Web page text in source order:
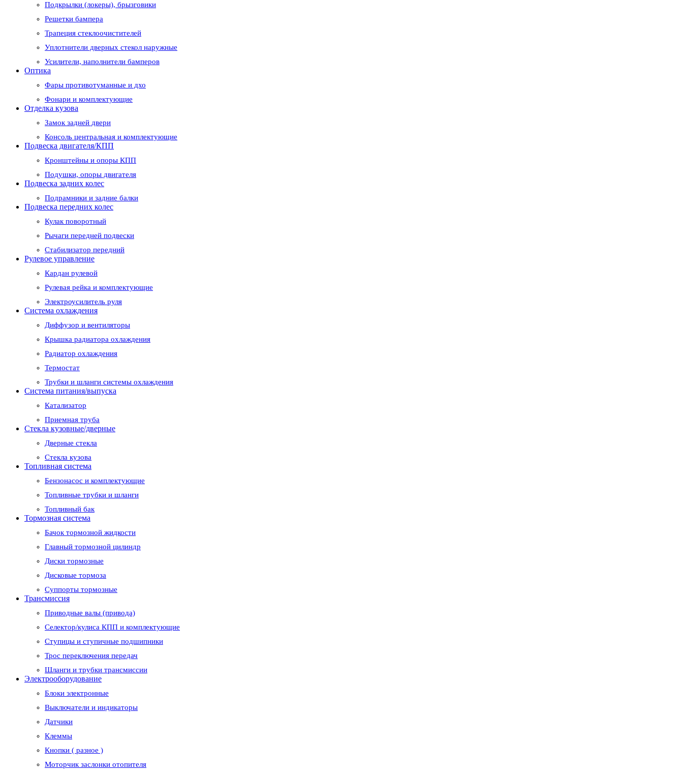
Подкрылки (локеры), брызговики
Решетки бампера
Трапеция стеклоочистителей
Уплотнители дверных стекол наружные
Усилители, наполнители бамперов
Оптика
Фары противотуманные и дхо
Фонари и комплектующие
Отделка кузова
Замок задней двери
Консоль центральная и комплектующие
Подвеска двигателя/КПП
Кронштейны и опоры КПП
Подушки, опоры двигателя
Подвеска задних колес
Подрамники и задние балки
Подвеска передних колес
Кулак поворотный
Рычаги передней подвески
Стабилизатор передний
Рулевое управление
Кардан рулевой
Рулевая рейка и комплектующие
Электроусилитель руля
Система охлаждения
Диффузор и вентиляторы
Крышка радиатора охлаждения
Радиатор охлаждения
Термостат
Трубки и шланги системы охлаждения
Система питания/выпуска
Катализатор
Приемная труба
Стекла кузовные/дверные
Дверные стекла
Стекла кузова
Топливная система
Бензонасос и комплектующие
Топливные трубки и шланги
Топливный бак
Тормозная система
Бачок тормозной жидкости
Главный тормозной цилиндр
Диски тормозные
Дисковые тормоза
Суппорты тормозные
Трансмиссия
Приводные валы (привода)
Селектор/кулиса КПП и комплектующие
Ступицы и ступичные подшипники
Трос переключения передач
Шланги и трубки трансмиссии
Электрооборудование
Блоки электронные
Выключатели и индикаторы
Датчики
Клеммы
Кнопки ( разное )
Моторчик заслонки отопителя